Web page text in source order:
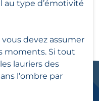
au type d’émotivité
devez assumer
moments. Si tout
lauriers des
l’ombre par